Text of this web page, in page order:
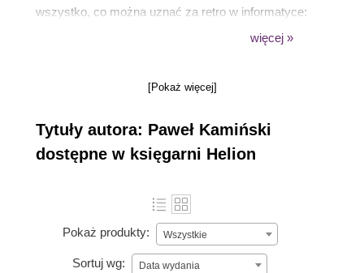
wszystko, co można uznać za retro w informatyce:
w kinie lub w towarzystwie dobrej książki.
więcej »
[Pokaż więcej]
Tytuły autora: Paweł Kamiński
dostępne w księgarni Helion
Pokaż produkty: Wszystkie
Sortuj wg: Data wydania